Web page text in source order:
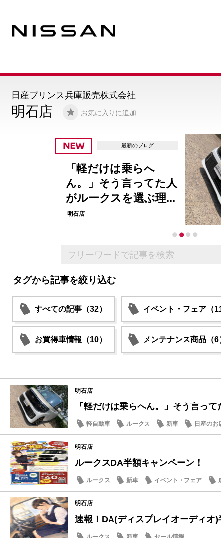
明石店 お気に入りに追加
日産プリンス兵庫販売株式会社
最新のブログ
「軽だけは乗らへ
ん。」そう言ってた人
がルークスを選ぶ理...
明石店
タグから記事を絞り込む
すべての記事（32） イベント・フェア（
お買得車情報（10） メンテナンス商品（6
明石店
「軽だけは乗らへん。」そう言っ
軽自動車 ルークス 新車 日産のお
明石店
ルークスDA半額キャンペーン！
ルークス 新車 イベント・フェア
明石店
速報！DA(ディスプレイオーディオ)
ルークス 新車 セール情報